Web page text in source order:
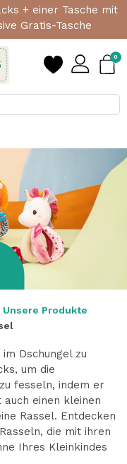
von 15 €, 1
CodeHELLO
0
Unsere Produkte
Dschungel zu
um die
fesseln, indem er
einen kleinen
Rassel. Entdecken
die mit ihren
Ihres Kleinkindes